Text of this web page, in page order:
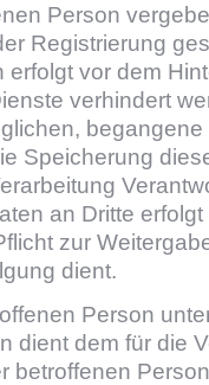
Person
Registrierung
vor dem
verhindert
begangene
Speicherung
an Dritte
zur
dient.
Person
dient dem für die
betroffenen